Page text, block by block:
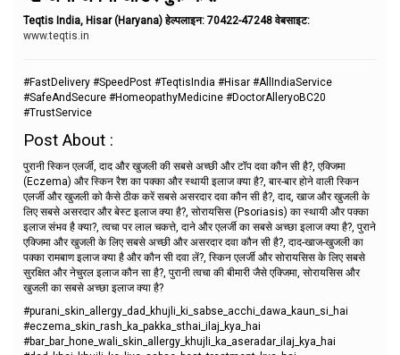
Teqtis India, Hisar (Haryana) हेल्पलाइन: 70422-47248 वेबसाइट:
www.teqtis.in
#FastDelivery #SpeedPost #TeqtisIndia #Hisar #AllIndiaService
#SafeAndSecure #HomeopathyMedicine #DoctorAlleryoBC20
#TrustService
Post About :
पुरानी स्किन एलर्जी, दाद और खुजली की सबसे अच्छी और टॉप दवा कौन सी है?, एक्जिमा
(Eczema) और स्किन रैश का पक्का और स्थायी इलाज क्या है?, बार-बार होने वाली स्किन
एलर्जी और खुजली को कैसे ठीक करें सबसे असरदार दवा कौन सी है?, दाद, खाज और खुजली के
लिए सबसे असरदार और बेस्ट इलाज क्या है?, सोरायसिस (Psoriasis) का स्थायी और पक्का
इलाज संभव है क्या?, त्वचा पर लाल चकत्ते, दाने और एलर्जी का सबसे अच्छा इलाज क्या है?, पुराने
एक्जिमा और खुजली के लिए सबसे अच्छी और असरदार दवा कौन सी है?, दाद-खाज-खुजली का
पक्का रामबाण इलाज क्या है और कौन सी दवा लें?, स्किन एलर्जी और सोरायसिस के लिए सबसे
सुरक्षित और नेचुरल इलाज कौन सा है?, पुरानी त्वचा की बीमारी जैसे एक्जिमा, सोरायसिस और
खुजली का सबसे अच्छा इलाज क्या है?
#purani_skin_allergy_dad_khujli_ki_sabse_acchi_dawa_kaun_si_hai
#eczema_skin_rash_ka_pakka_sthai_ilaj_kya_hai
#bar_bar_hone_wali_skin_allergy_khujli_ka_aseradar_ilaj_kya_hai